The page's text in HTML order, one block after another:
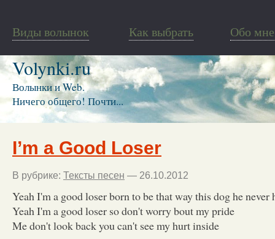
Виды волынок Как выбрать Обо мне
Volynki.ru
Волынки и Web.
Ничего общего! Почти...
I’m a Good Loser
В рубрике: Тексты песен — 26.10.2012
Yeah I'm a good loser born to be that way this dog he never
Yeah I'm a good loser so don't worry bout my pride
Me don't look back you can't see my hurt inside